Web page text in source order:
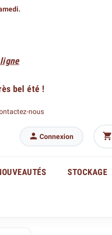
bel été !
nous
 Connexion 
STOCKAGE